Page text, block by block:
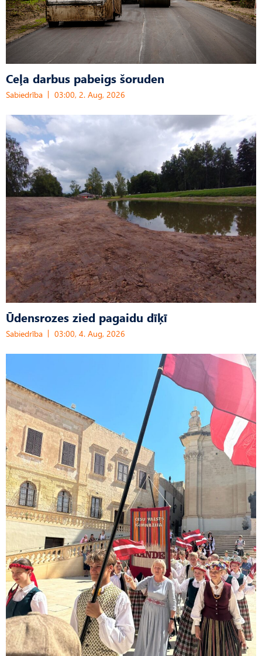
Ceļa darbus pabeigs šoruden
Sabiedrība 03:00, 2. Aug, 2026
Ūdensrozes zied pagaidu dīķī
Sabiedrība 03:00, 4. Aug, 2026